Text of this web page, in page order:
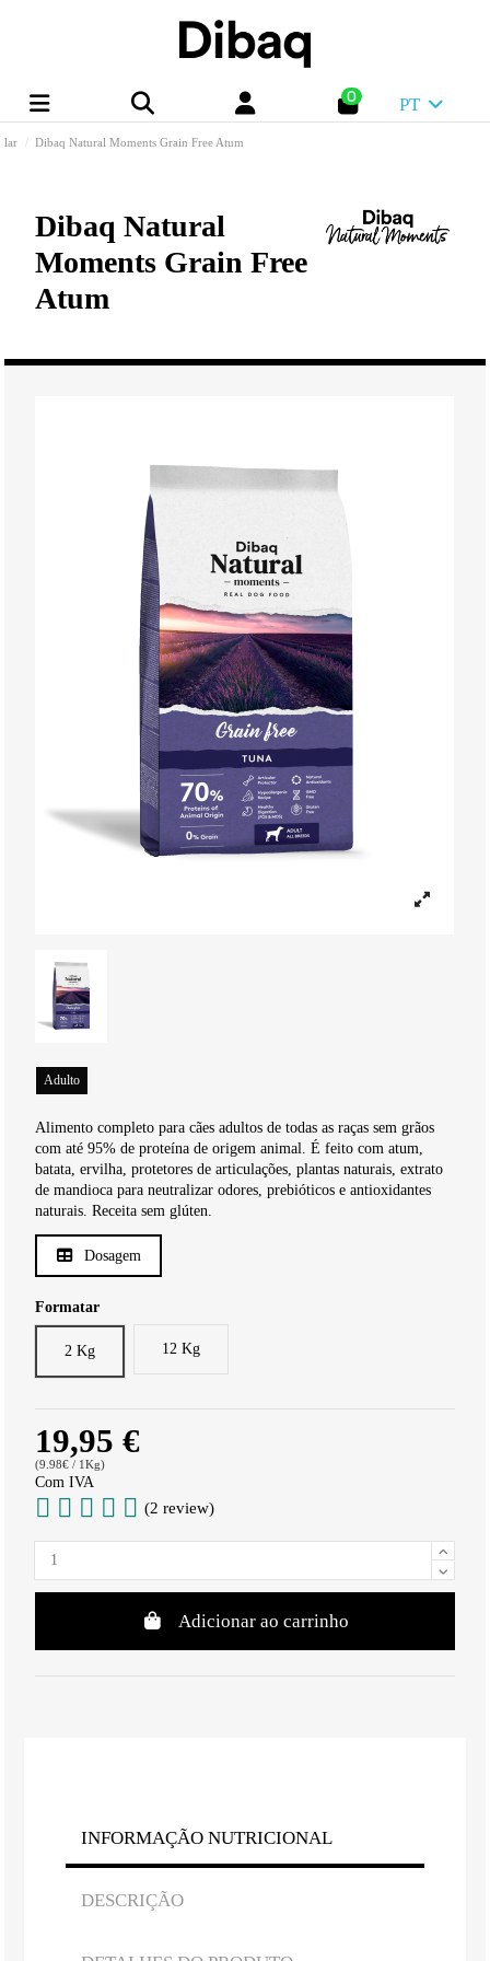
0 PT
lar Dibaq Natural Moments Grain Free Atum
Dibaq Natural
Moments Grain Free
Atum
Adulto
Alimento completo para cães adultos de todas as raças sem grãos
com até 95% de proteína de origem animal. É feito com atum,
batata, ervilha, protetores de articulações, plantas naturais, extrato
de mandioca para neutralizar odores, prebióticos e antioxidantes
naturais. Receita sem glúten.
Dosagem
Formatar
2 Kg 12 Kg
19,95 €
(9.98€ / 1Kg)
Com IVA
(2 review)
Adicionar ao carrinho
INFORMAÇÃO NUTRICIONAL
DESCRIÇÃO